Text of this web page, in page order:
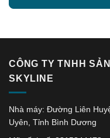
CÔNG TY TNHH
SKYLINE
Nhà máy: Đường Liên
Uyên, Tỉnh Bình Dương